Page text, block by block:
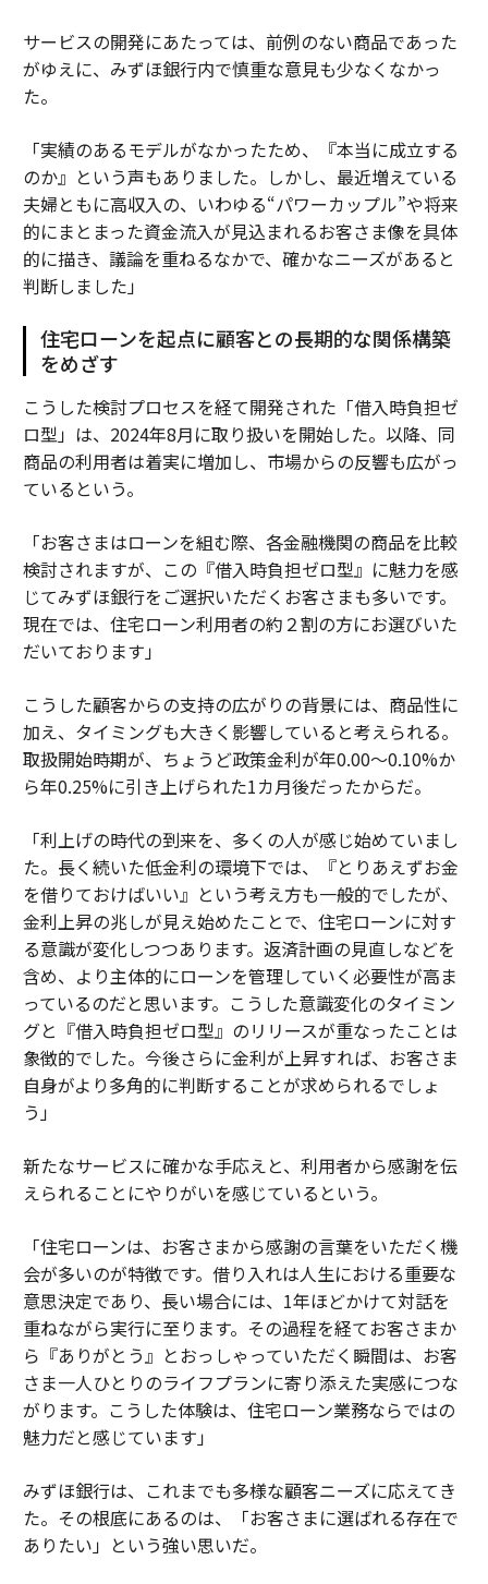
サービスの開発にあたっては、前例のない商品であった
がゆえに、みずほ銀行内で慎重な意見も少なくなかっ
た。
「実績のあるモデルがなかったため、『本当に成立する
のか』という声もありました。しかし、最近増えている
夫婦ともに高収入の、いわゆる“パワーカップル”や将来
的にまとまった資金流入が見込まれるお客さま像を具体
的に描き、議論を重ねるなかで、確かなニーズがあると
判断しました」
住宅ローンを起点に顧客との長期的な関係構築
をめざす
こうした検討プロセスを経て開発された「借入時負担ゼ
ロ型」は、2024年8月に取り扱いを開始した。以降、同
商品の利用者は着実に増加し、市場からの反響も広がっ
ているという。
「お客さまはローンを組む際、各金融機関の商品を比較
検討されますが、この『借入時負担ゼロ型』に魅力を感
じてみずほ銀行をご選択いただくお客さまも多いです。
現在では、住宅ローン利用者の約２割の方にお選びいた
だいております」
こうした顧客からの支持の広がりの背景には、商品性に
加え、タイミングも大きく影響していると考えられる。
取扱開始時期が、ちょうど政策金利が年0.00〜0.10%か
ら年0.25%に引き上げられた1カ月後だったからだ。
「利上げの時代の到来を、多くの人が感じ始めていまし
た。長く続いた低金利の環境下では、『とりあえずお金
を借りておけばいい』という考え方も一般的でしたが、
金利上昇の兆しが見え始めたことで、住宅ローンに対す
る意識が変化しつつあります。返済計画の見直しなどを
含め、より主体的にローンを管理していく必要性が高ま
っているのだと思います。こうした意識変化のタイミン
グと『借入時負担ゼロ型』のリリースが重なったことは
象徴的でした。今後さらに金利が上昇すれば、お客さま
自身がより多角的に判断することが求められるでしょ
う」
新たなサービスに確かな手応えと、利用者から感謝を伝
えられることにやりがいを感じているという。
「住宅ローンは、お客さまから感謝の言葉をいただく機
会が多いのが特徴です。借り入れは人生における重要な
意思決定であり、長い場合には、1年ほどかけて対話を
重ねながら実行に至ります。その過程を経てお客さまか
ら『ありがとう』とおっしゃっていただく瞬間は、お客
さま一人ひとりのライフプランに寄り添えた実感につな
がります。こうした体験は、住宅ローン業務ならではの
魅力だと感じています」
みずほ銀行は、これまでも多様な顧客ニーズに応えてき
た。その根底にあるのは、「お客さまに選ばれる存在で
ありたい」という強い思いだ。